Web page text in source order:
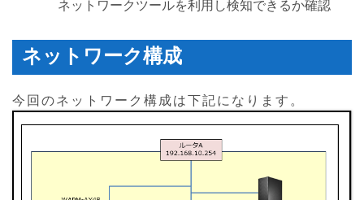
ネットワークツールを利用し検知できるか確認
ネットワーク構成
今回のネットワーク構成は下記になります。